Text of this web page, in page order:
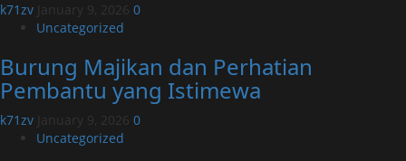
k71zv January 9, 2026 0
Uncategorized
Burung Majikan dan Perhatian
Pembantu yang Istimewa
k71zv January 9, 2026 0
Uncategorized